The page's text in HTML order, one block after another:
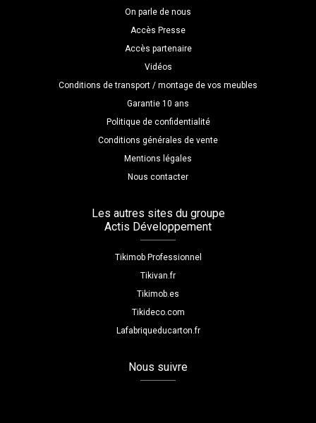
On parle de nous
Accès Presse
Accès partenaire
Vidéos
Conditions de transport / montage de vos meubles
Garantie 10 ans
Politique de confidentialité
Conditions générales de vente
Mentions légales
Nous contacter
Les autres sites du groupe
Actis Développement
Tikimob Professionnel
Tikivan.fr
Tikimob.es
Tikideco.com
Lafabriqueducarton.fr
Nous suivre